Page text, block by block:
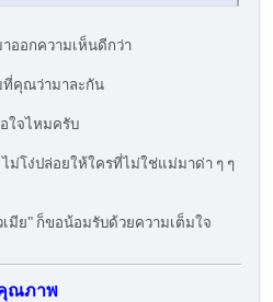
ออกความเห็นดีกว่า
ที่คุณว่ามาละกัน
ใจไหมครับ
ม่โง่ปล่อยให้ใครที่ไม่ใช่แม่มาด่า ๆ ๆ
มีย" ก็ขอน้อมรับด้วยความเต็มใจ
ณภาพ